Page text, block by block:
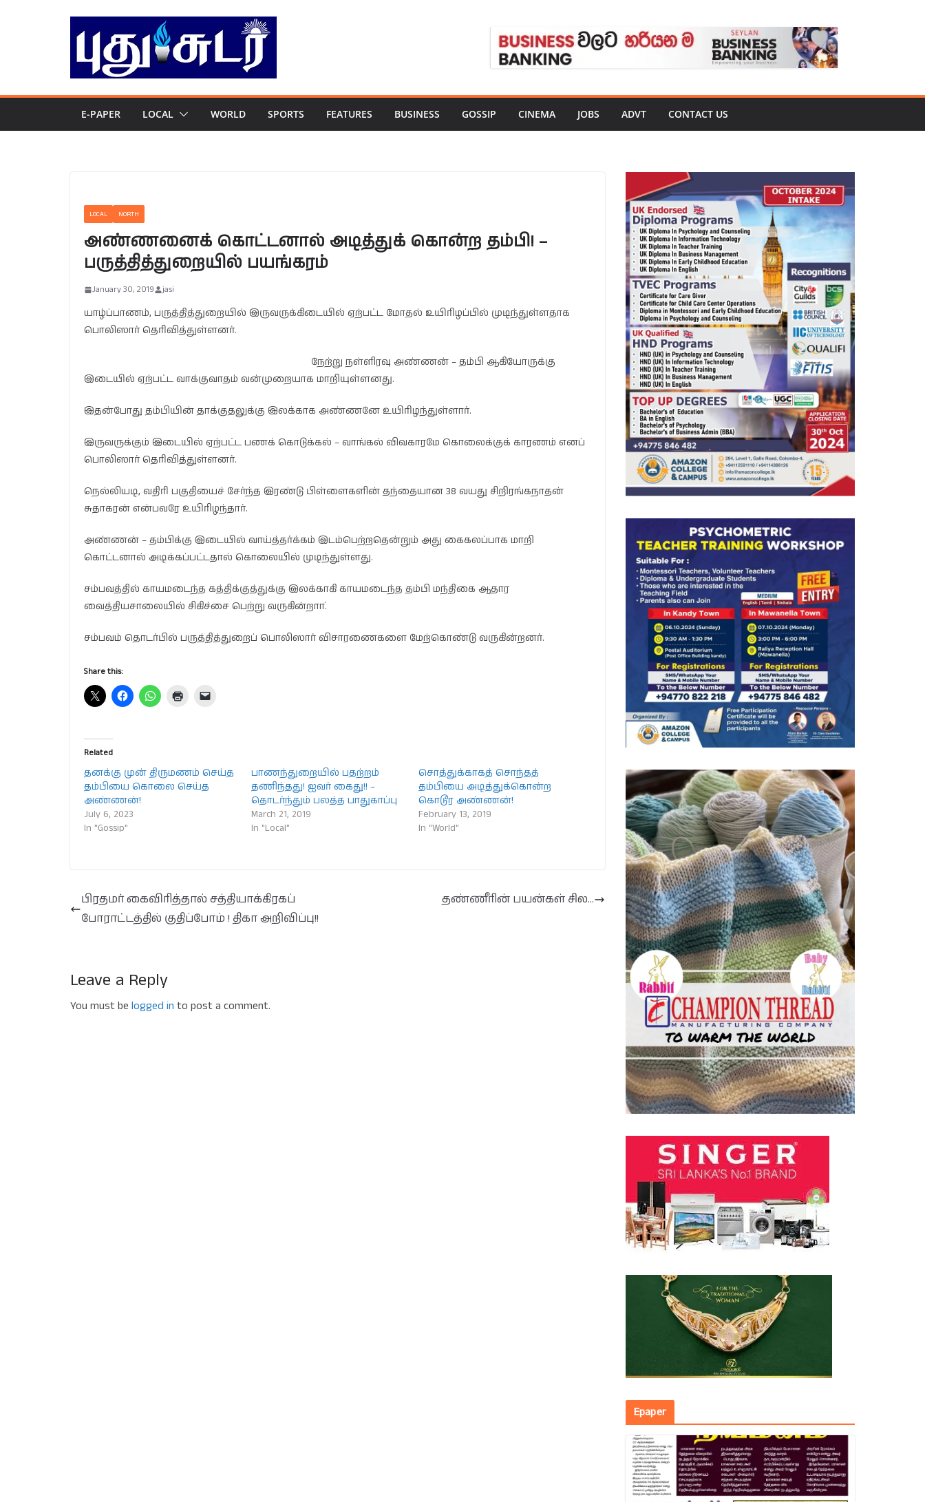
E-PAPER LOCAL WORLD SPORTS FEATURES BUSINESS GOSSIP CINEMA JOBS ADVT CONTACT US
LOCAL NORTH
அண்ணனைக் கொட்டனால் அடித்துக் கொன்ற தம்பி! –
பருத்தித்துறையில் பயங்கரம்
January 30, 2019 jasi
யாழ்ப்பாணம், பருத்தித்துறையில் இருவருக்கிடையில் ஏற்பட்ட மோதல் உயிரிழப்பில் முடிந்துள்ளதாக
பொலிஸார் தெரிவித்துள்ளனர்.
நேற்று நள்ளிரவு அண்ணன் – தம்பி ஆகியோருக்கு
இடையில் ஏற்பட்ட வாக்குவாதம் வன்முறையாக மாறியுள்ளனது.
இதன்போது தம்பியின் தாக்குதலுக்கு இலக்காக அண்ணனே உயிரிழந்துள்ளார்.
இருவருக்கும் இடையில் ஏற்பட்ட பணக் கொடுக்கல் – வாங்கல் விவகாரமே கொலைக்குக் காரணம் எனப்
பொலிஸார் தெரிவித்துள்ளனர்.
நெல்லியடி, வதிரி பகுதியைச் சேர்ந்த இரண்டு பிள்ளைகளின் தந்தையான 38 வயது சிறிரங்கநாதன்
சுதாகரன் என்பவரே உயிரிழந்தார்.
அண்ணன் – தம்பிக்கு இடையில் வாய்த்தர்க்கம் இடம்பெற்றதென்றும் அது கைகலப்பாக மாறி
கொட்டனால் அடிக்கப்பட்டதால் கொலையில் முடிந்துள்ளது.
சம்பவத்தில் காயமடைந்த கத்திக்குத்துக்கு இலக்காகி காயமடைந்த தம்பி மந்திகை ஆதார
வைத்தியசாலையில் சிகிச்சை பெற்று வருகின்றாா்.
சம்பவம் தொடர்பில் பருத்தித்துறைப் பொலிஸார் விசாரணைகளை மேற்கொண்டு வருகின்றனர்.
Share this:
Related
தனக்கு முன் திருமணம் செய்த
தம்பியை கொலை செய்த
அண்ணன்!
July 6, 2023
In "Gossip"
பாணந்துறையில் பதற்றம்
தணிந்தது! ஐவர் கைது!! –
தொடர்ந்தும் பலத்த பாதுகாப்பு
March 21, 2019
In "Local"
சொத்துக்காகத் சொந்தத்
தம்பியை அடித்துக்கொன்ற
கொடூர அண்ணன்!
February 13, 2019
In "World"
பிரதமர் கைவிரித்தால் சத்தியாக்கிரகப்
போராட்டத்தில் குதிப்போம் ! திகா அறிவிப்பு!!
தண்ணீரின் பயன்கள் சில…
Leave a Reply
You must be logged in to post a comment.
Epaper